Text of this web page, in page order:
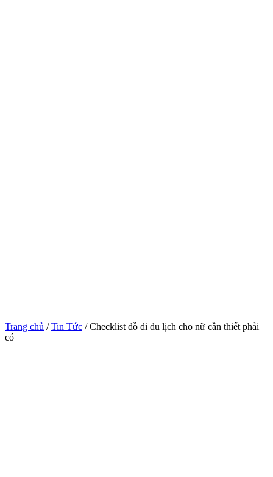
Trang chủ /Tin Tức / Checklist đồ đi du lịch cho nữ cần thiết phải
có